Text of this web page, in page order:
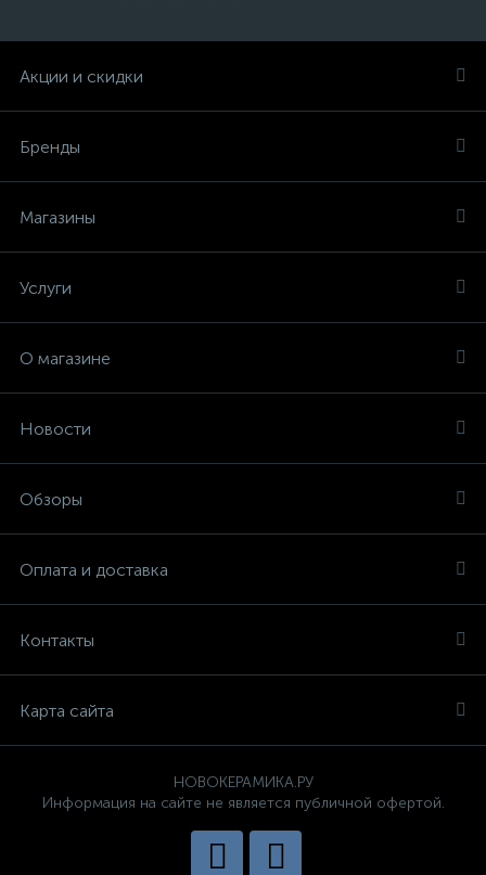
Акции и скидки
Бренды
Магазины
Услуги
О магазине
Новости
Обзоры
Оплата и доставка
Контакты
Карта сайта
НОВОКЕРАМИКА.РУ
Информация на сайте не является публичной офертой.